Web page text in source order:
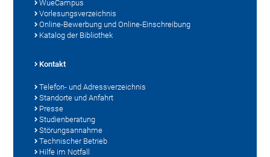
WueCampus
Vorlesungsverzeichnis
Online-Bewerbung und Online-Einschreibung
Katalog der Bibliothek
Kontakt
Telefon- und Adressverzeichnis
Standorte und Anfahrt
Presse
Studienberatung
Störungsannahme
Technischer Betrieb
Hilfe im Notfall